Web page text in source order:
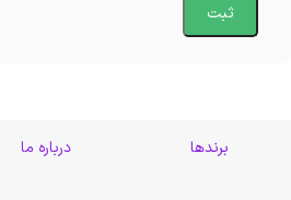
برندها درباره ما